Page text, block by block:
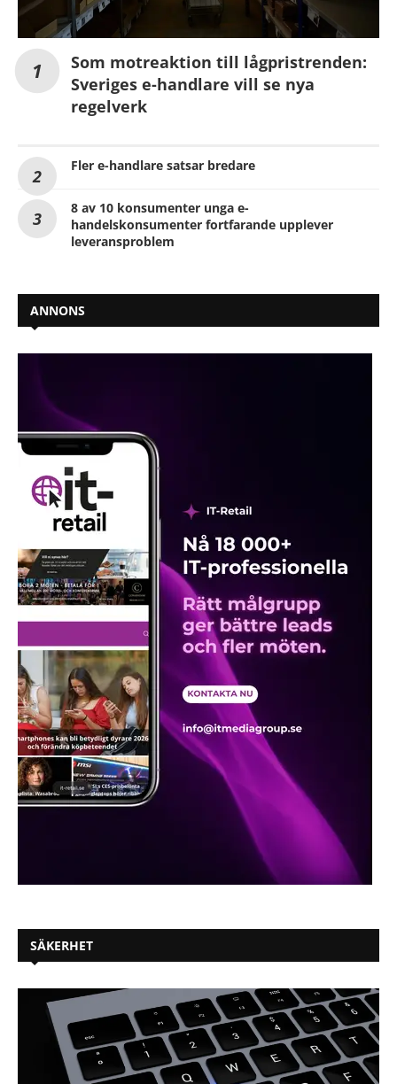
Som motreaktion till lågpristrenden:
Sveriges e-handlare vill se nya
regelverk
Fler e-handlare satsar bredare
8 av 10 konsumenter unga e-
handelskonsumenter fortfarande upplever
leveransproblem
ANNONS
SÄKERHET